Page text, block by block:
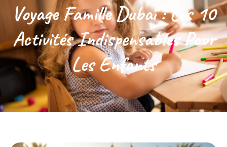
Voyage Famille Dubaï : Les 10
Activités Indispensables Pour
Les Enfants